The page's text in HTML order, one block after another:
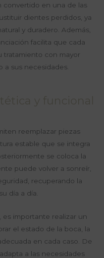
convertido en una de las
dientes perdidos, ya
y duradero. Además,
facilita que cada
tratamiento con mayor
a sus necesidades.
reemplazar piezas
estable que se integra
se coloca la
puede volver a sonreír,
recuperando la
día a día.
es importante realizar un
el estado de la boca, la
en cada caso. De
a las necesidades